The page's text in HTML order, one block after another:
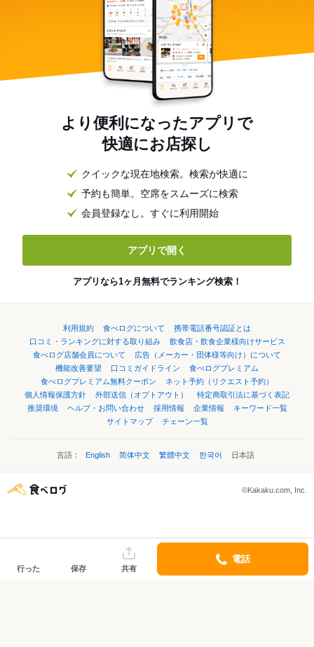
より便利になったアプリで
快適にお店探し
クイックな現在地検索。検索が快適に
予約も簡単。空席をスムーズに検索
会員登録なし。すぐに利用開始
アプリで開く
アプリなら1ヶ月無料でランキング検索！
利用規約 食べログについて
携帯電話番号認証とは
口コミ・ランキングに対する取り組み
飲食店・飲食企業様向けサービス
食べログ店舗会員について
広告（メーカー・団体様等向け）について
機能改善要望
口コミガイドライン
食べログプレミアム
食べログプレミアム無料クーポン
ネット予約（リクエスト予約）
個人情報保護方針
外部送信（オプトアウト）
特定商取引法に基づく表記
推奨環境
ヘルプ・お問い合わせ 採用情報 企業情報
キーワード一覧
サイトマップ
チェーン一覧
言語： English 简体中文 繁體中文 한국어 日本語
©Kakaku.com, Inc.
行った 保存 共有
電話